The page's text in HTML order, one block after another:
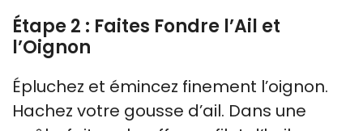
Étape 2 : Faites Fondre l’Ail et
l’Oignon
Épluchez et émincez finement l’oignon.
Hachez votre gousse d’ail. Dans une